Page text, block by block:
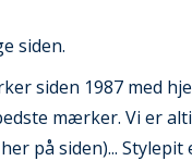
siden.
siden 1987 med
mærker. Vi er
på siden)... Stylepit